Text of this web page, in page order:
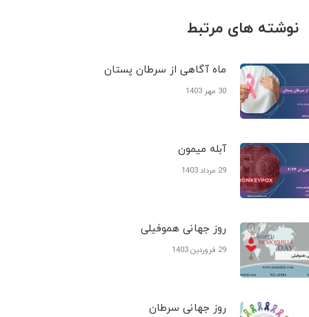
نوشته های مرتبط
ماه آگاهی از سرطان پستان
30 مهر 1403
آبله میمون
29 مرداد 1403
روز جهانی هموفیلی
29 فروردین 1403
روز جهانی سرطان